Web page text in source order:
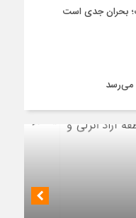
بحران جدی است
جایگاه‌های سوخت
بنزین؛ ضرورت مدیریت تقاضا و
با مدیران ارشد شرکت